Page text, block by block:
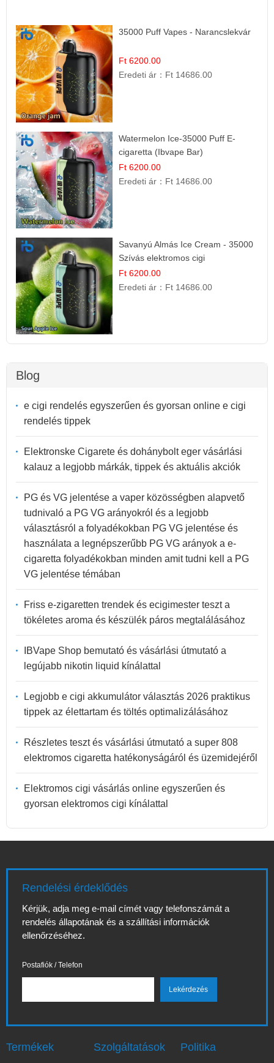
35000 Puff Vapes - Narancslekvár
Ft 6200.00
Eredeti ár： Ft 14686.00
Watermelon Ice-35000 Puff E-
cigaretta (Ibvape Bar)
Ft 6200.00
Eredeti ár： Ft 14686.00
Savanyú Almás Ice Cream - 35000
Szívás elektromos cigi
Ft 6200.00
Eredeti ár： Ft 14686.00
Blog
e cigi rendelés egyszerűen és gyorsan online e cigi
rendelés tippek
Elektronske Cigarete és dohánybolt eger vásárlási
kalauz a legjobb márkák, tippek és aktuális akciók
PG és VG jelentése a vaper közösségben alapvető
tudnivaló a PG VG arányokról és a legjobb
választásról a folyadékokban PG VG jelentése és
használata a legnépszerűbb PG VG arányok a e-
cigaretta folyadékokban minden amit tudni kell a PG
VG jelentése témában
Friss e-zigaretten trendek és ecigimester teszt a
tökéletes aroma és készülék páros megtalálásához
IBVape Shop bemutató és vásárlási útmutató a
legújabb nikotin liquid kínálattal
Legjobb e cigi akkumulátor választás 2026 praktikus
tippek az élettartam és töltés optimalizálásához
Részletes teszt és vásárlási útmutató a super 808
elektromos cigaretta hatékonyságáról és üzemidejéről
Elektromos cigi vásárlás online egyszerűen és
gyorsan elektromos cigi kínálattal
Rendelési érdeklődés
Kérjük, adja meg e-mail címét vagy telefonszámát a
rendelés állapotának és a szállítási információk
ellenőrzéséhez.
Postafiók / Telefon
Termékek Szolgáltatások Politika